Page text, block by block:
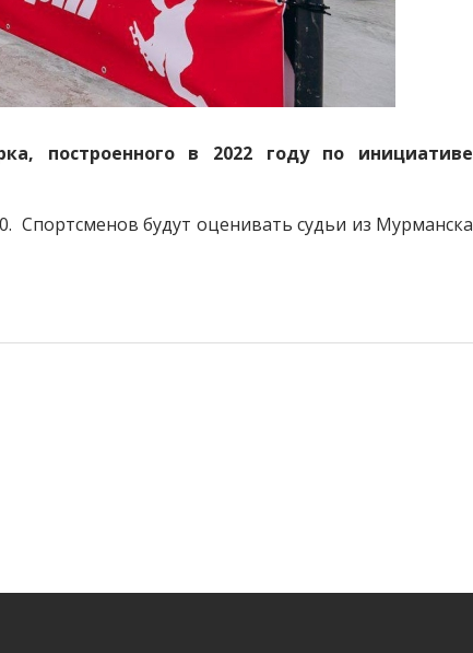
построенного в 2022 году по инициативе
Спортсменов будут оценивать судьи из Мурманска